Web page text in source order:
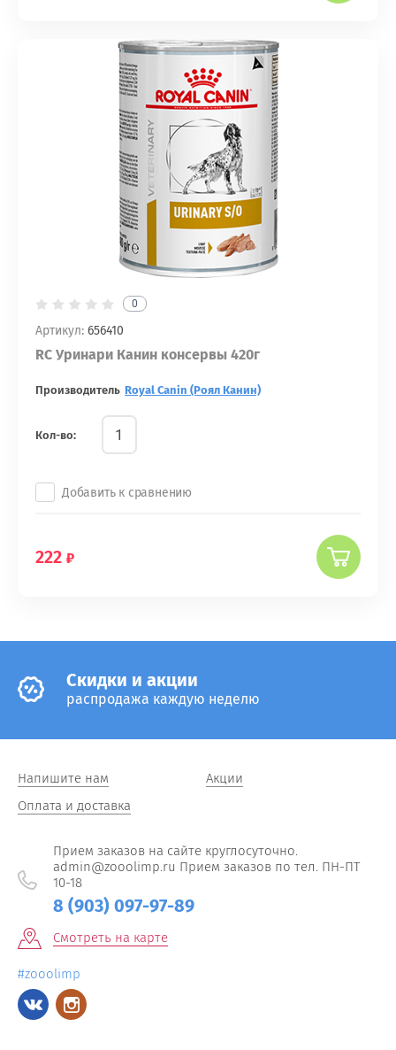
0
Артикул: 656410
RC Уринари Канин консервы 420г
Производитель Royal Canin (Роял Канин)
Кол-во:
Добавить к сравнению
222
Cкидки и акции
распродажа каждую неделю
Напишите нам
Оплата и доставка
Акции
Прием заказов на сайте круглосуточно.
admin@zooolimp.ru Прием заказов по тел. ПН-ПТ
10-18
8 (903) 097-97-89
Смотреть на карте
#zooolimp